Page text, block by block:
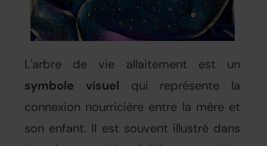
L'arbre de vie allaitement est un
symbole visuel qui représente la
connexion nourricière entre la mère et
son enfant. Il est souvent illustré dans